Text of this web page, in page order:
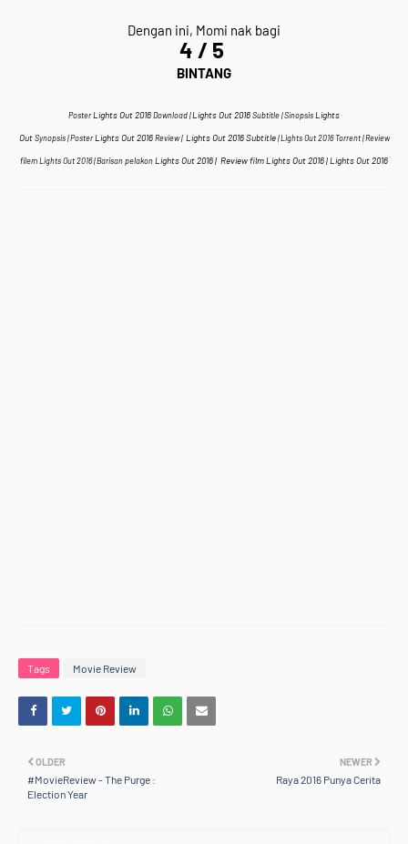
Dengan ini, Momi nak bagi
4 / 5
BINTANG
PosterLights Out 2016Download |Lights Out 2016Subtitle | SinopsisLights
OutSynopsis |PosterLights Out 2016 Review | Lights Out 2016 Subtitle|Lights Out 2016Torrent | Review
filemLights Out 2016| Barisan pelakonLights Out 2016| Review filmLights Out 2016 | Lights Out 2016
Tags Movie Review
NEWER
Raya 2016 Punya Cerita
OLDER
#MovieReview - The Purge :
Election Year